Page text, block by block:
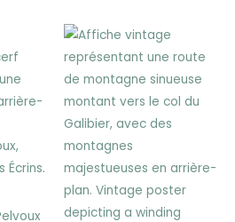
:
à
€
Plage
de
prix :
à
30,00 €